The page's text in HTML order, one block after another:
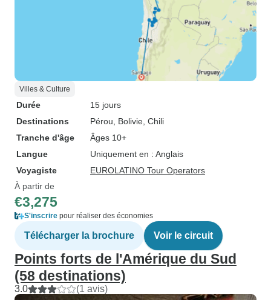
Villes & Culture
Durée
15 jours
Destinations
Pérou , Bolivie , Chili
Tranche d'âge
Âges 10+
Langue
Uniquement en : Anglais
Voyagiste
EUROLATINO Tour Operators
À partir de
€3,275
S'inscrire pour réaliser des économies
Télécharger la brochure Voir le circuit
Points forts de l'Amérique du Sud
(58 destinations)
3.0 (1 avis)